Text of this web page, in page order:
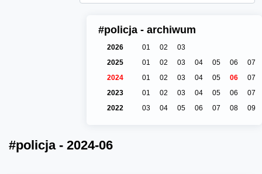
#policja - archiwum
2026 01 02
03
2025
01 02 03 04 05 06
07
2024
01 02 03 04 05 06
07
2023
01 02 03 04 05 06
07
2022
03 04 05 06 07 08 09
#policja - 2024-06